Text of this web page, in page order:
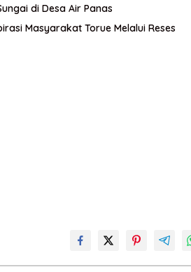
di Desa Air Panas
Masyarakat Torue Melalui Reses